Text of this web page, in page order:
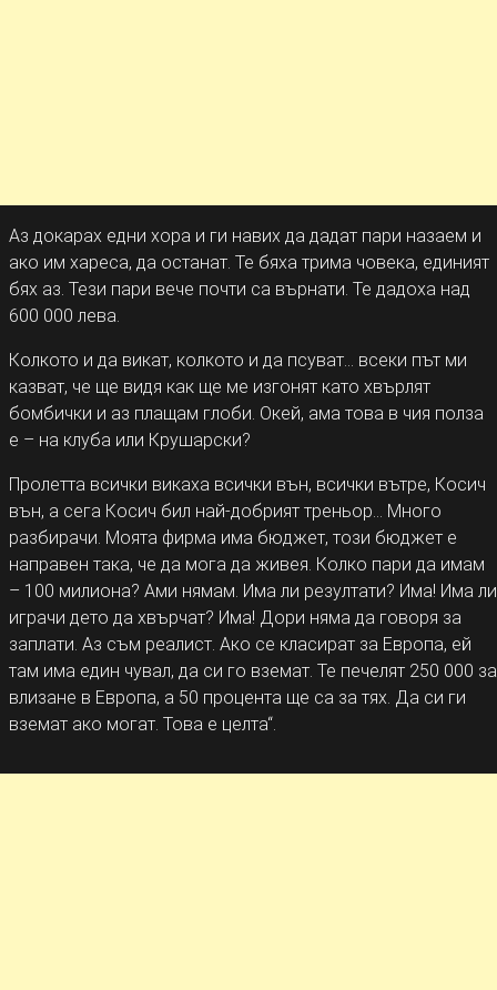
Аз докарах едни хора и ги навих да дадат пари назаем и
ако им хареса, да останат. Те бяха трима човека, единият
бях аз. Тези пари вече почти са върнати. Те дадоха над
600 000 лева.
Колкото и да викат, колкото и да псуват… всеки път ми
казват, че ще видя как ще ме изгонят като хвърлят
бомбички и аз плащам глоби. Окей, ама това в чия полза
е – на клуба или Крушарски?
Пролетта всички викаха всички вън, всички вътре, Косич
вън, а сега Косич бил най-добрият треньор… Много
разбирачи. Моята фирма има бюджет, този бюджет е
направен така, че да мога да живея. Колко пари да имам
– 100 милиона? Ами нямам. Има ли резултати? Има! Има ли
играчи дето да хвърчат? Има! Дори няма да говоря за
заплати. Аз съм реалист. Ако се класират за Европа, ей
там има един чувал, да си го вземат. Те печелят 250 000 за
влизане в Европа, а 50 процента ще са за тях. Да си ги
вземат ако могат. Това е целта“.